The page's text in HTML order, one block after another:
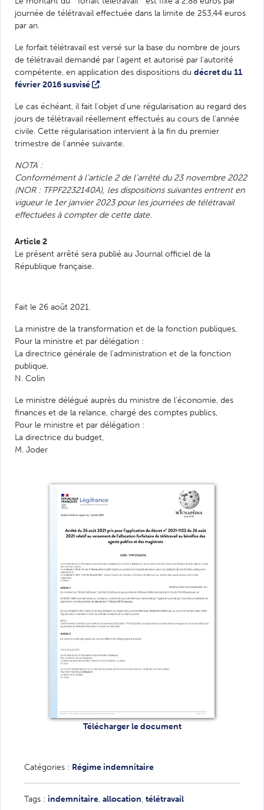
journée de télétravail effectuée dans la limite de 253,44 euros
par an.
Le forfait télétravail est versé sur la base du nombre de jours
de télétravail demandé par l'agent et autorisé par l'autorité
compétente, en application des dispositions du décret du 11
février 2016 susvisé
.
Le cas échéant, il fait l'objet d'une régularisation au regard des
jours de télétravail réellement effectués au cours de l'année
civile. Cette régularisation intervient à la fin du premier
trimestre de l'année suivante.
NOTA :
Conformément à l’article 2 de l’arrêté du 23 novembre 2022
(NOR : TFPF2232140A), les dispositions suivantes entrent en
vigueur le 1er janvier 2023 pour les journées de télétravail
effectuées à compter de cette date.
Article 2
Le présent arrêté sera publié au Journal officiel de la
République française.
Fait le 26 août 2021.
La ministre de la transformation et de la fonction publiques,
Pour la ministre et par délégation :
La directrice générale de l'administration et de la fonction
publique,
N. Colin
Le ministre délégué auprès du ministre de l'économie, des
finances et de la relance, chargé des comptes publics,
Pour le ministre et par délégation :
La directrice du budget,
M. Joder
Télécharger le document
Catégories : Régime indemnitaire
Tags : indemnitaire, allocation, télétravail